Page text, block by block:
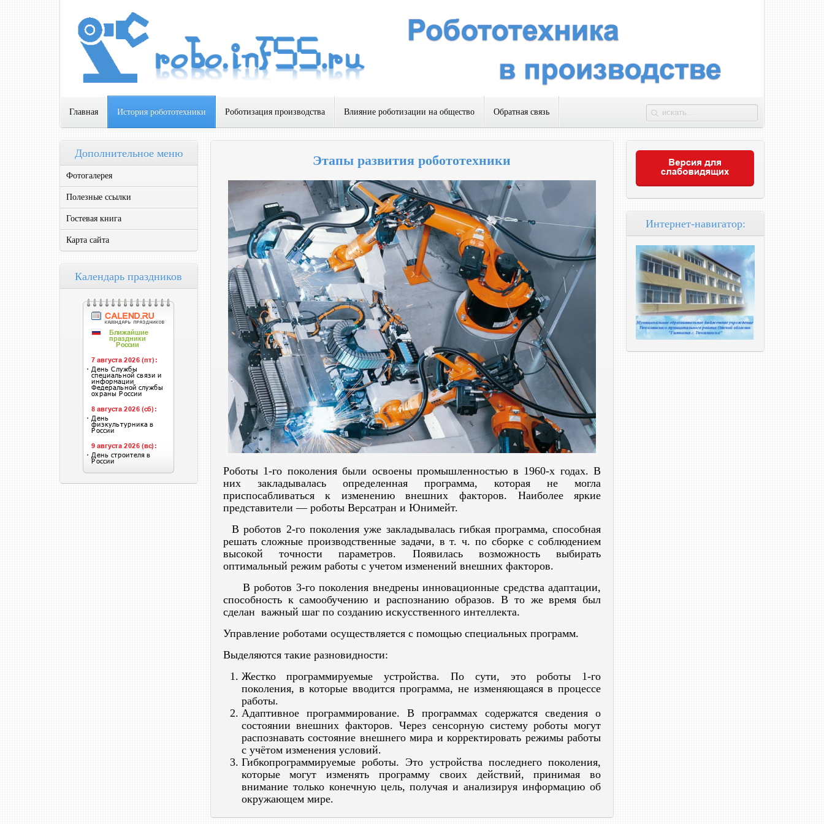
Главная История робототехники Роботизация производства Влияние роботизации на общество Обратная связь
Этапы развития робототехники
Роботы 1-го поколения были освоены промышленностью в 1960-х годах. В
них закладывалась определенная программа, которая не могла
приспосабливаться к изменению внешних факторов. Наиболее яркие
представители — роботы Версатран и Юнимейт.
В роботов 2-го поколения уже закладывалась гибкая программа, способная
решать сложные производственные задачи, в т. ч. по сборке с соблюдением
высокой точности параметров. Появилась возможность выбирать
оптимальный режим работы с учетом изменений внешних факторов.
В роботов 3-го поколения внедрены инновационные средства адаптации,
способность к самообучению и распознанию образов. В то же время был
сделан важный шаг по созданию искусственного интеллекта.
Управление роботами осуществляется с помощью специальных программ.
Выделяются такие разновидности:
Жестко программируемые устройства. По сути, это роботы 1-го
поколения, в которые вводится программа, не изменяющаяся в процессе
работы.
Адаптивное программирование. В программах содержатся сведения о
состоянии внешних факторов. Через сенсорную систему роботы могут
распознавать состояние внешнего мира и корректировать режимы работы
с учётом изменения условий.
Гибкопрограммируемые роботы. Это устройства последнего поколения,
которые могут изменять программу своих действий, принимая во
внимание только конечную цель, получая и анализируя информацию об
окружающем мире.
Дополнительное меню
Фотогалерея
Полезные ссылки
Гостевая книга
Карта сайта
Календарь праздников
Интернет-навигатор: